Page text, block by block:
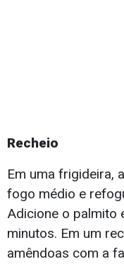
Recheio
Em uma frigideira,
fogo médio e
Adicione o palmito
minutos. Em um
amêndoas com a